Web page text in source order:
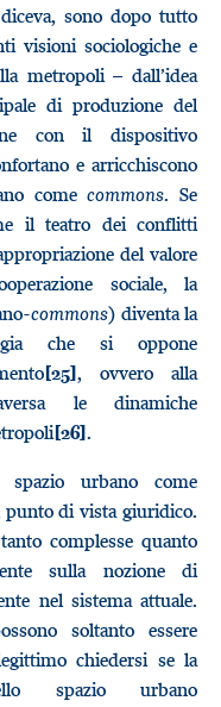
sono dopo tutto
visioni sociologiche e
metropoli – dall’idea
di produzione del
con il dispositivo
e arricchiscono
comecommons. Se
il teatro dei conflitti
del valore
sociale, la
commons) diventa la
che si oppone
[25], ovvero alla
le dinamiche
[26].
urbano come
di vista giuridico.
complesse quanto
sulla nozione di
nel sistema attuale.
soltanto essere
chiedersi se la
spazio urbano